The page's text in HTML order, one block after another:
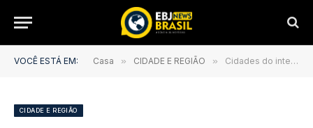
VOCÊ ESTÁ EM: Casa » CIDADE E REGIÃO » Cidades do interior de SP celebram Corpus Christi com tapetes e tradição religiosa
CIDADE E REGIÃO